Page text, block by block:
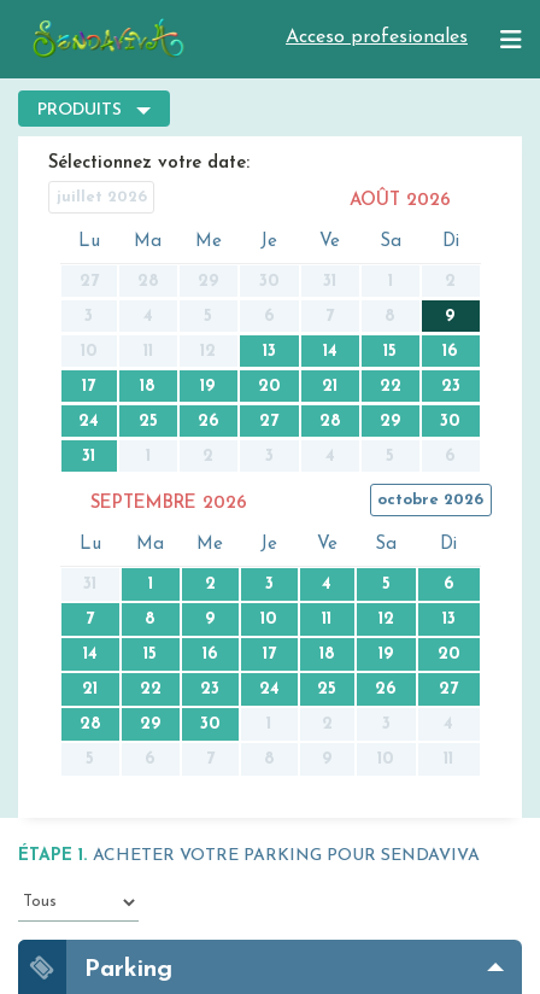
Acceso profesionales
PRODUITS
Sélectionnez votre date
juillet 2026 AOÛT 2026
Lu Ma Me Je Ve Sa Di
27 28 29 30 31
2
3
4 5 6 7 8
9
10
12 13 14 15
16
17
18 19 20 21 22
23
24
25 26 27 28 29
30
31
2 3 4 5 6
octobre 2026
SEPTEMBRE 2026
Lu Ma Me Je Ve Sa Di
31 1 2 3 4 5
6
7
8 9 10 11 12
13
14
15 16 17 18 19
20
21
22 23 24 25 26
27
28
29 30 1 2 3
4
5
6 7 8 9 10 11
ÉTAPE 1. ACHETER VOTRE PARKING POUR SENDAVIVA
Parking